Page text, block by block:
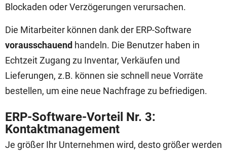
Blockaden oder Verzögerungen verursachen.
Die Mitarbeiter können dank der ERP-Software
vorausschauend handeln. Die Benutzer haben in
Echtzeit Zugang zu Inventar, Verkäufen und
Lieferungen, z.B. können sie schnell neue Vorräte
bestellen, um eine neue Nachfrage zu befriedigen.
ERP-Software-Vorteil Nr. 3:
Kontaktmanagement
Je größer Ihr Unternehmen wird, desto größer werden